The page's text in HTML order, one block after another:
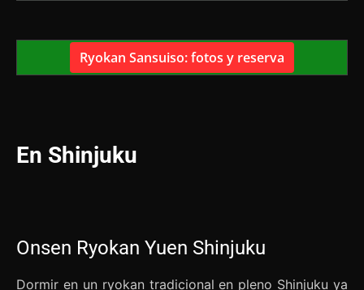
Ryokan Sansuiso: fotos y reserva
En Shinjuku
Onsen Ryokan Yuen Shinjuku
Dormir en un ryokan tradicional en pleno Shinjuku ya